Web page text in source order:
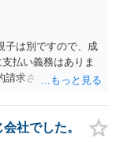
は別ですので、成
払い義務はありま
請求される可能性は
きでしょうか？ →債
であれば本人に対し
社でした。